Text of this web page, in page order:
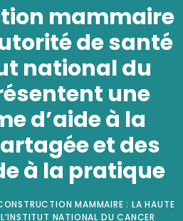
mammaire
de santé
national du
une
d’aide à la
et des
à la pratique
MAMMAIRE : LA HAUTE
NATIONAL DU CANCER